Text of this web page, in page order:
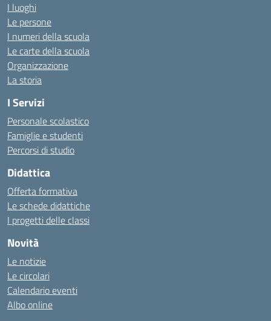
I luoghi
Le persone
I numeri della scuola
Le carte della scuola
Organizzazione
La storia
I Servizi
Personale scolastico
Famiglie e studenti
Percorsi di studio
Didattica
Offerta formativa
Le schede didattiche
I progetti delle classi
Novità
Le notizie
Le circolari
Calendario eventi
Albo online